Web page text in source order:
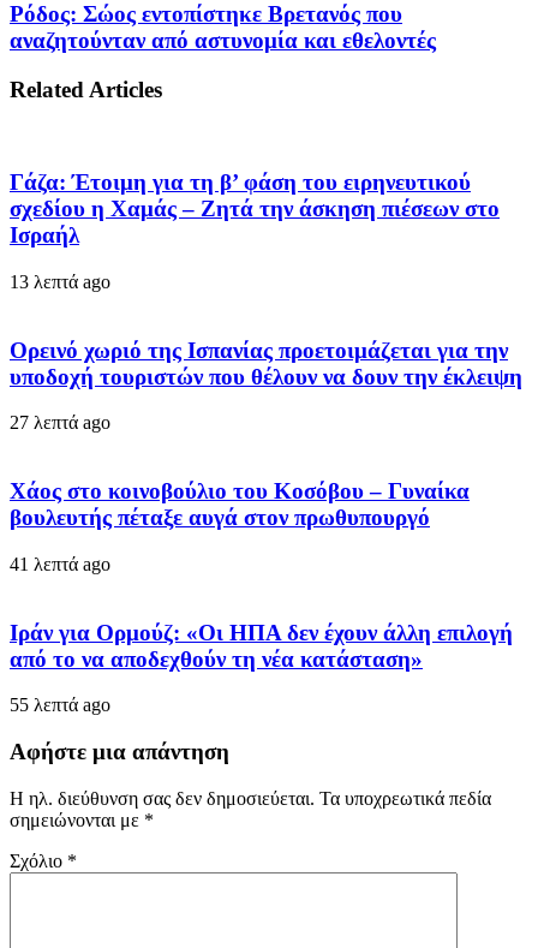
Ρόδος: Σώος εντοπίστηκε Βρετανός που
αναζητούνταν από αστυνομία και εθελοντές
Related Articles
Γάζα: Έτοιμη για τη β’ φάση του ειρηνευτικού
σχεδίου η Χαμάς – Ζητά την άσκηση πιέσεων στο
Ισραήλ
13 λεπτά ago
Ορεινό χωριό της Ισπανίας προετοιμάζεται για την
υποδοχή τουριστών που θέλουν να δουν την έκλειψη
27 λεπτά ago
Χάος στο κοινοβούλιο του Κοσόβου – Γυναίκα
βουλευτής πέταξε αυγά στον πρωθυπουργό
41 λεπτά ago
Ιράν για Ορμούζ: «Οι ΗΠΑ δεν έχουν άλλη επιλογή
από το να αποδεχθούν τη νέα κατάσταση»
55 λεπτά ago
Αφήστε μια απάντηση
Η ηλ. διεύθυνση σας δεν δημοσιεύεται. Τα υποχρεωτικά πεδία
σημειώνονται με *
Σχόλιο *